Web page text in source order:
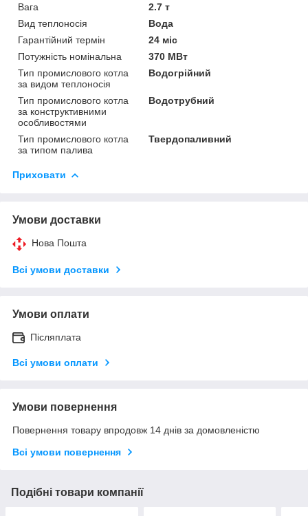
Вага
2.7 т
Вид теплоносія
Вода
Гарантійний термін
24 міс
Потужність номінальна
370 МВт
Тип промислового котла
за видом теплоносія
Водогрійний
Тип промислового котла
за конструктивними
особливостями
Водотрубний
Тип промислового котла
за типом палива
Твердопаливний
Приховати
Умови доставки
Нова Пошта
Всі умови доставки
Умови оплати
Післяплата
Всі умови оплати
Умови повернення
Повернення товару впродовж 14 днів за домовленістю
Всі умови повернення
Подібні товари компанії